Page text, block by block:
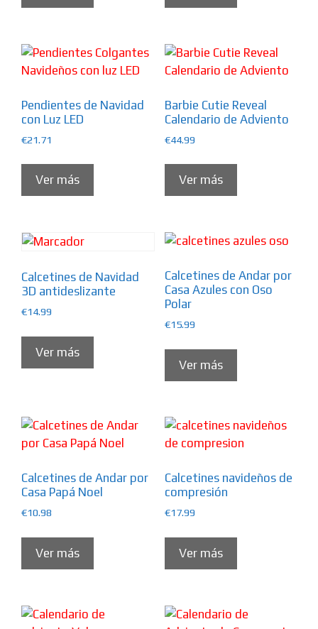
Pendientes de Navidad
con Luz LED
€21.71
Ver más
Barbie Cutie Reveal
Calendario de Adviento
€44.99
Ver más
Calcetines de Navidad
3D antideslizante
€14.99
Ver más
Calcetines de Andar por
Casa Azules con Oso
Polar
€15.99
Ver más
Calcetines de Andar por
Casa Papá Noel
€10.98
Ver más
Calcetines navideños de
compresión
€17.99
Ver más